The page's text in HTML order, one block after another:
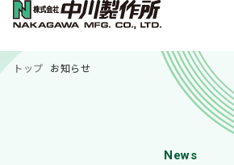
トップ お知らせ
News